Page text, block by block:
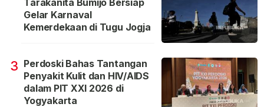
Gelar Karnaval
Kemerdekaan di Tugu Jogja
3 Perdoski Bahas Tantangan
Penyakit Kulit dan HIV/AIDS
dalam PIT XXI 2026 di
Yogyakarta